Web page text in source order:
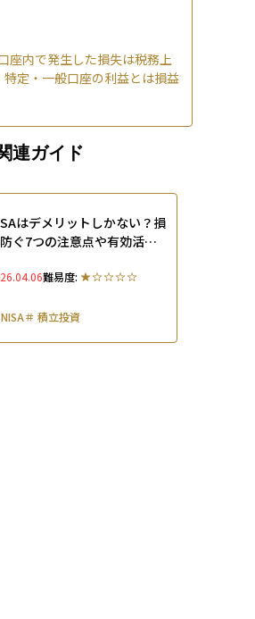
座内で発生した損失は税務上
特定・一般口座の利益とは損益
連ガイド
はデメリットしかない？損
ぐ7つの注意点や有効活用
難易度:
NISA＃積立投資